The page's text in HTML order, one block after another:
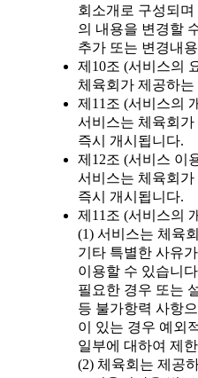
회소개로 구성되
의 내용을 변경할
추가 또는 변경내
제10조 (서비스의
체육회가 제공하
제11조 (서비스의
서비스는 체육회
즉시 개시됩니다.
제12조 (서비스 이
서비스는 체육회
즉시 개시됩니다.
제11조 (서비스의
(1) 서비스는 체육
기타 특별한 사유
이용할 수 있습니
필요한 경우 또는
등 불가항력 사항
이 있는 경우 예외
일부에 대하여 제
(2) 체육회는 제공